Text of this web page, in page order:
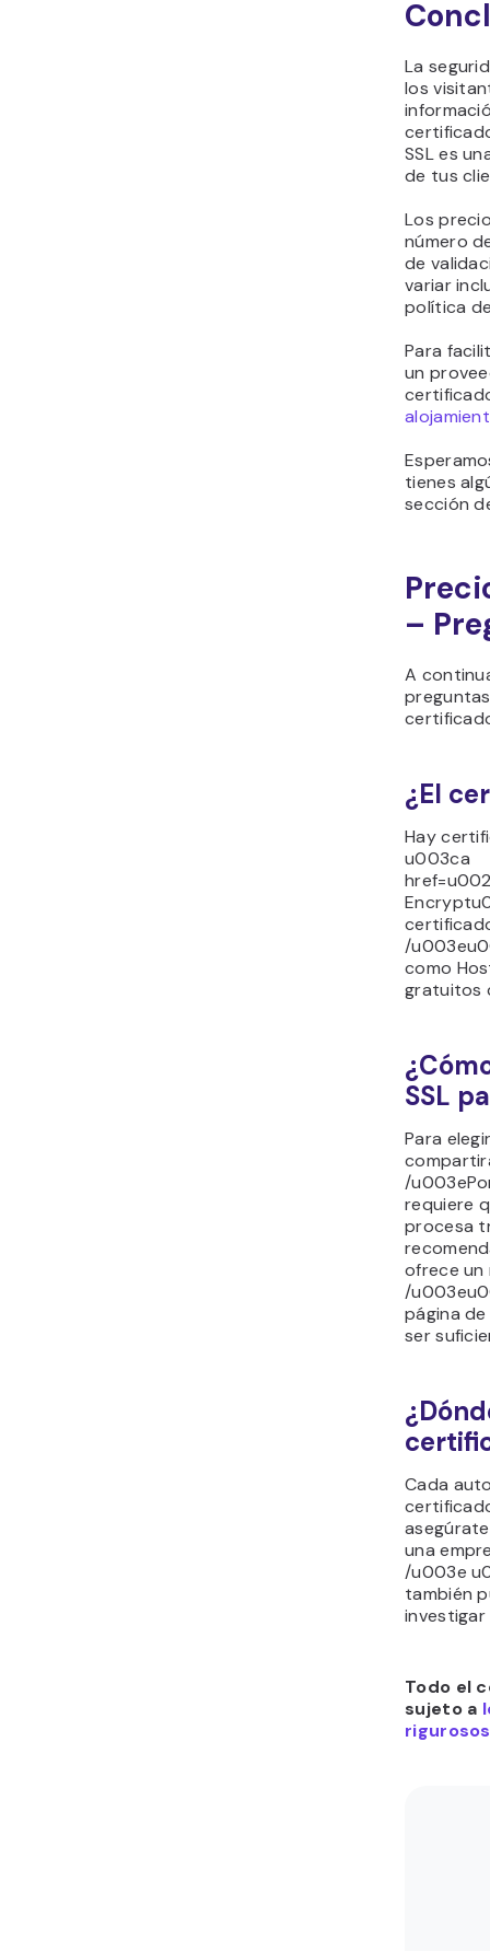
La
los
SSL es
de tus
Los
número
de
variar
política
Para
un
tienes
sección
–
A
¿El
Hay
u003ca
/
como
gratuitos
SSL
Para
/
requiere
procesa
ofrece un
/
página
ser
Cada
una
/u003e
también
Todo el
sujeto a